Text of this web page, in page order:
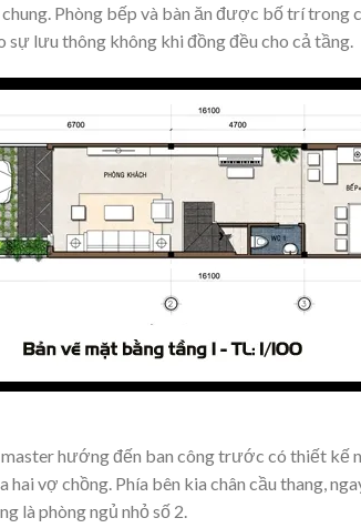
Phòng bếp và bàn ăn được bố trí trong
sự lưu thông không khi đồng đều cho cả tầng.
hướng đến ban công trước có thiết kế
hai vợ chồng. Phía bên kia chân cầu thang,
là phòng ngủ nhỏ số 2.